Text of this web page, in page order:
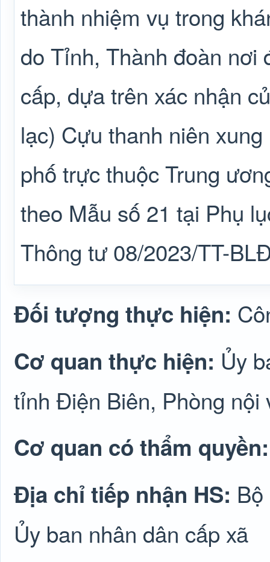
thành nhiệm vụ trong
do Tỉnh, Thành đoàn nơi
cấp, dựa trên xác nhận
lạc) Cựu thanh niên
phố trực thuộc Trung
theo Mẫu số 21 tại Phụ
Thông tư 08/2023/TT-
Đối tượng thực hiện:
Cơ quan thực hiện: Ủy
tỉnh Điện Biên, Phòng nội
Cơ quan có thẩm
Địa chỉ tiếp nhận HS:
Ủy ban nhân dân cấp xã